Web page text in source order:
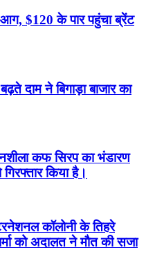
$120 के पार पहुंचा ब्रेंट
दाम ने बिगाड़ा बाजार का
कफ सिरप का भंडारण
किया है।
कॉलोनी के तिहरे
को अदालत ने मौत की सजा